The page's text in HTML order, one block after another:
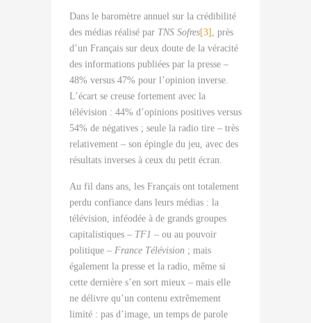
Dans le baromètre annuel sur la crédibilité
des médias réalisé par TNS Sofres[3] , près
d’un Français sur deux doute de la véracité
des informations publiées par la presse –
48% versus 47% pour l’opinion inverse.
L’écart se creuse fortement avec la
télévision : 44% d’opinions positives versus
54% de négatives ; seule la radio tire – très
relativement – son épingle du jeu, avec des
résultats inverses à ceux du petit écran.
Au fil dans ans, les Français ont totalement
perdu confiance dans leurs médias : la
télévision, inféodée à de grands groupes
capitalistiques – TF1 – ou au pouvoir
politique – France Télévision ; mais
également la presse et la radio, même si
cette dernière s’en sort mieux – mais elle
ne délivre qu’un contenu extrêmement
limité : pas d’image, un temps de parole